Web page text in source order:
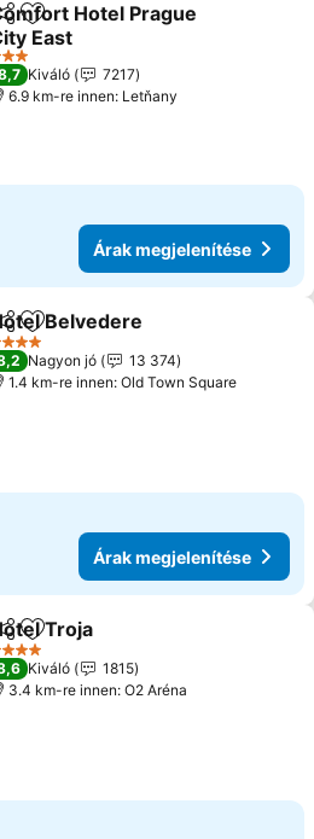
Hozzáadás a kedvencekhez
Hotel Prague
East
Kategória
Kiváló
7217
6.9 km-re innen: Letňany
Árak megjelenítése
Hozzáadás a kedvencekhez
Belvedere
Nagyon jó
13 374
1.4 km-re innen: Old Town Square
Árak megjelenítése
Hozzáadás a kedvencekhez
Troja
Kategória
Kiváló
1815
3.4 km-re innen: O2 Aréna